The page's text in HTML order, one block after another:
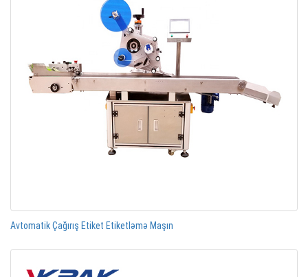
Avtomatik Çağırış Etiket Etiketləmə Maşın